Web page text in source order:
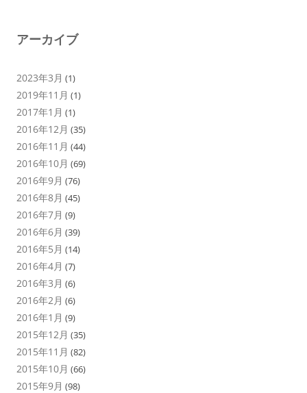
アーカイブ
2023年3月 (1)
2019年11月 (1)
2017年1月 (1)
2016年12月 (35)
2016年11月 (44)
2016年10月 (69)
2016年9月 (76)
2016年8月 (45)
2016年7月 (9)
2016年6月 (39)
2016年5月 (14)
2016年4月 (7)
2016年3月 (6)
2016年2月 (6)
2016年1月 (9)
2015年12月 (35)
2015年11月 (82)
2015年10月 (66)
2015年9月 (98)